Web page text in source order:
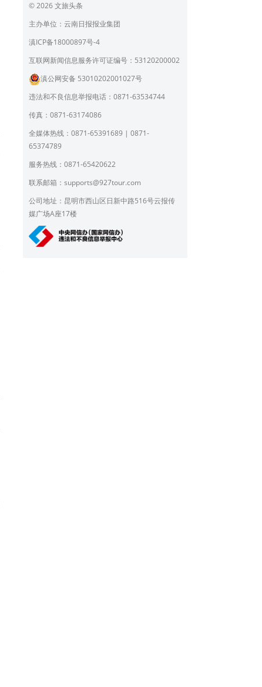
广东省文化和旅游厅
育厅
陕西省文化和旅游厅 甘肃省文化和旅游厅
青海省文化和旅游厅
宁夏回族自治区文化和旅
北京市文旅局
上海市文化和旅游局
员会
© 2026 文旅头条
主办单位：云南日报报业集团
滇ICP备18000897号-4
互联网新闻信息服务许可证编号：53120200002
滇公网安备 53010202001027号
违法和不良信息举报电话：0871-63534744
传真：0871-63174086
全媒体热线：0871-65391689 | 0871-
65374789
服务热线：0871-65420622
联系邮箱： supports@927tour.com
公司地址：昆明市西山区日新中路516号云报传
媒广场A座17楼